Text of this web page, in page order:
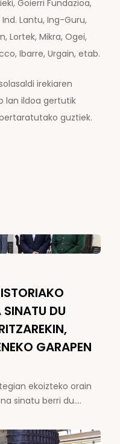
Goierri Fundazioa,
Lantu, Ing-Guru,
Lortek, Mikra, Ogei,
Ibarre, Urgain, etab.
irekiaren
lan ildoa gertutik
guztiek.
SINATU DU
GARAPEN
ekoizteko orain
sinatu berri du.…